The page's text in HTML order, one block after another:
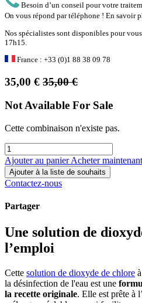
Besoin d’un conseil pour votre
On vous répond par téléphone ! En savoir
Nos spécialistes sont disponibles pour
17h15.
France : +33 (0)1 88 38 09 78
35,00 € 35,00€
Not Available For Sale
Cette combinaison n'existe pas.
Ajouter au panierAcheter maintenant
Ajouter à la liste de souhaits
Contactez-nous
Partager
Une solution de
l’emploi
Cette solution de dioxyde de chlore
la désinfection de l'eau est une
la recette originale. Elle est prête à